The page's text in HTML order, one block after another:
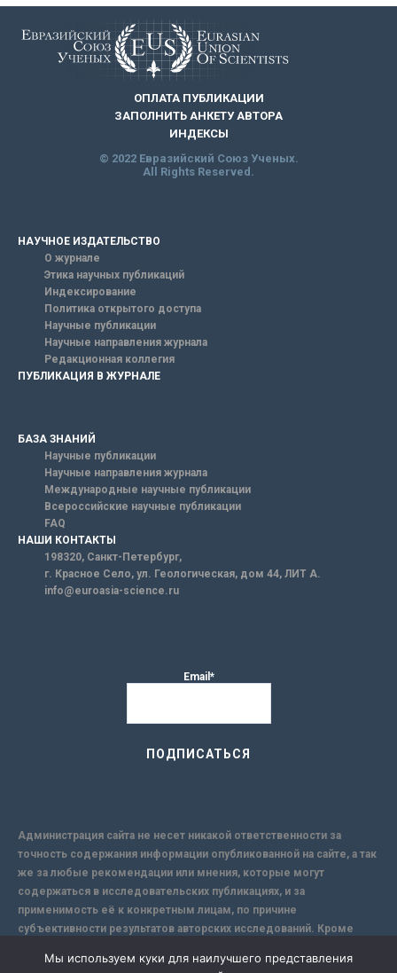
ОПЛАТА ПУБЛИКАЦИИ
ЗАПОЛНИТЬ АНКЕТУ АВТОРА
ИНДЕКСЫ
© 2022 Евразийский Союз Ученых.
All Rights Reserved.
НАУЧНОЕ ИЗДАТЕЛЬСТВО
О журнале
Этика научных публикаций
Индексирование
Политика открытого доступа
Научные публикации
Научные направления журнала
Редакционная коллегия
ПУБЛИКАЦИЯ В ЖУРНАЛЕ
БАЗА ЗНАНИЙ
Научные публикации
Научные направления журнала
Международные научные публикации
Всероссийские научные публикации
FAQ
НАШИ КОНТАКТЫ
198320, Санкт-Петербург,
г. Красное Село, ул. Геологическая, дом 44, ЛИТ А.
info@euroasia-science.ru
Email*
Администрация сайта не несет никакой ответственности за
точность содержания информации опубликованной на сайте, а так
же за любые рекомендации или мнения, которые могут
содержаться в исследовательских публикациях, и за
применимость её к конкретным лицам, по причине
субъективности результатов авторских исследований. Кроме
надежной защиты информации, Сайт не несет ответственности за
Мы используем куки для наилучшего представления